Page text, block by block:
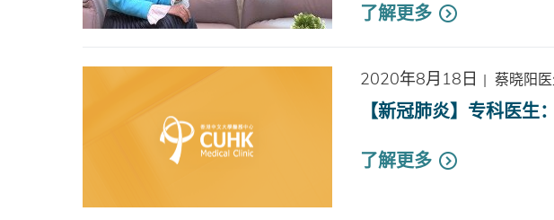
了解更多
2020年8月18日 | 蔡晓阳
【新冠肺炎】专科医生
了解更多